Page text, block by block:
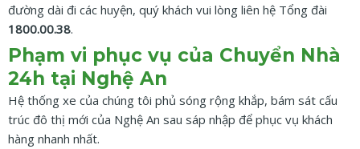
đường dài đi các huyện, quý khách vui lòng liên hệ Tổng đài
1800.00.38.
Phạm vi phục vụ của Chuyển Nhà
24h tại Nghệ An
Hệ thống xe của chúng tôi phủ sóng rộng khắp, bám sát cấu
trúc đô thị mới của Nghệ An sau sáp nhập để phục vụ khách
hàng nhanh nhất.